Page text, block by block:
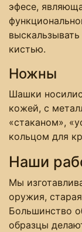
эфесе,
кистью.
Ножны
Шашки
кожей, с
«стаканом»,
кольцом для
Наши
Мы
оружия,
Большинство
образцы